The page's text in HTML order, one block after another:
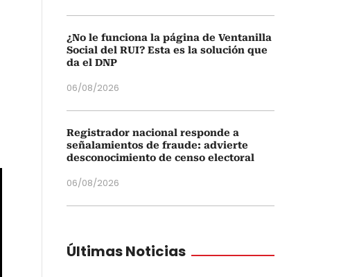
¿No le funciona la página de Ventanilla
Social del RUI? Esta es la solución que
da el DNP
06/08/2026
Registrador nacional responde a
señalamientos de fraude: advierte
desconocimiento de censo electoral
06/08/2026
Últimas Noticias